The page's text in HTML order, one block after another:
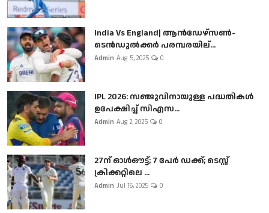
India Vs England| ആൻഡേഴ്സൺ-
ടെൻഡുല്‍ക്കർ പരമ്പരയില്...
Admin Aug 5, 2025 0
IPL 2026: സഞ്ജുവിനായുള്ള പദ്ധതികൾ
ഉപേക്ഷിച്ച് സിഎസ...
Admin Aug 2, 2025 0
27ന് ഓൾഔട്ട്; 7 പേർ ഡക്ക്; ടെസ്റ്റ്
ക്രിക്കറ്റിലെ ...
Admin Jul 16, 2025 0